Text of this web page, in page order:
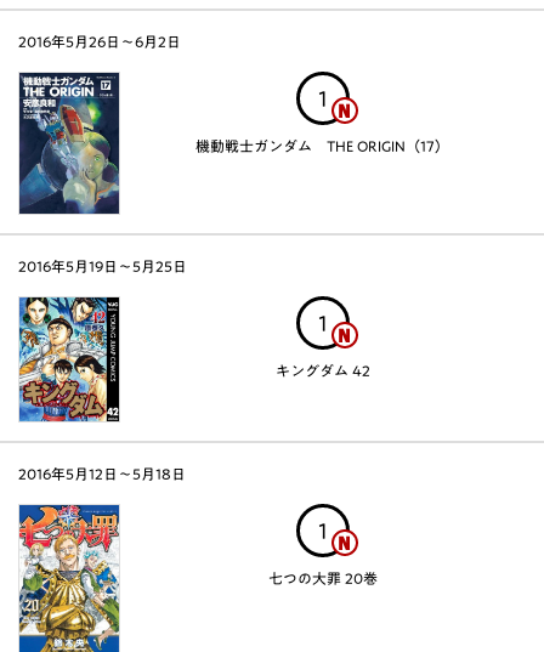
2016年5月26日〜6月2日
1
機動戦士ガンダム THE ORIGIN（17）
2016年5月19日〜5月25日
1
キングダム 42
2016年5月12日〜5月18日
1
七つの大罪 20巻